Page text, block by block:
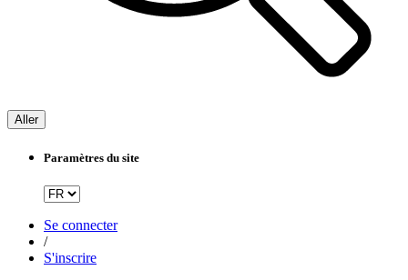
Aller
Paramètres du site
Se connecter
/
S'inscrire